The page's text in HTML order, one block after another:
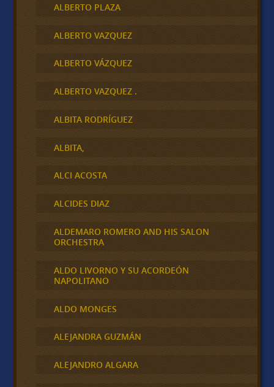
ALBERTO PLAZA
ALBERTO VAZQUEZ
ALBERTO VÁZQUEZ
ALBERTO VAZQUEZ .
ALBITA RODRÍGUEZ
ALBITA,
ALCI ACOSTA
ALCIDES DIAZ
ALDEMARO ROMERO AND HIS SALON
ORCHESTRA
ALDO LIVORNO Y SU ACORDEÓN
NAPOLITANO
ALDO MONGES
ALEJANDRA GUZMÁN
ALEJANDRO ALGARA